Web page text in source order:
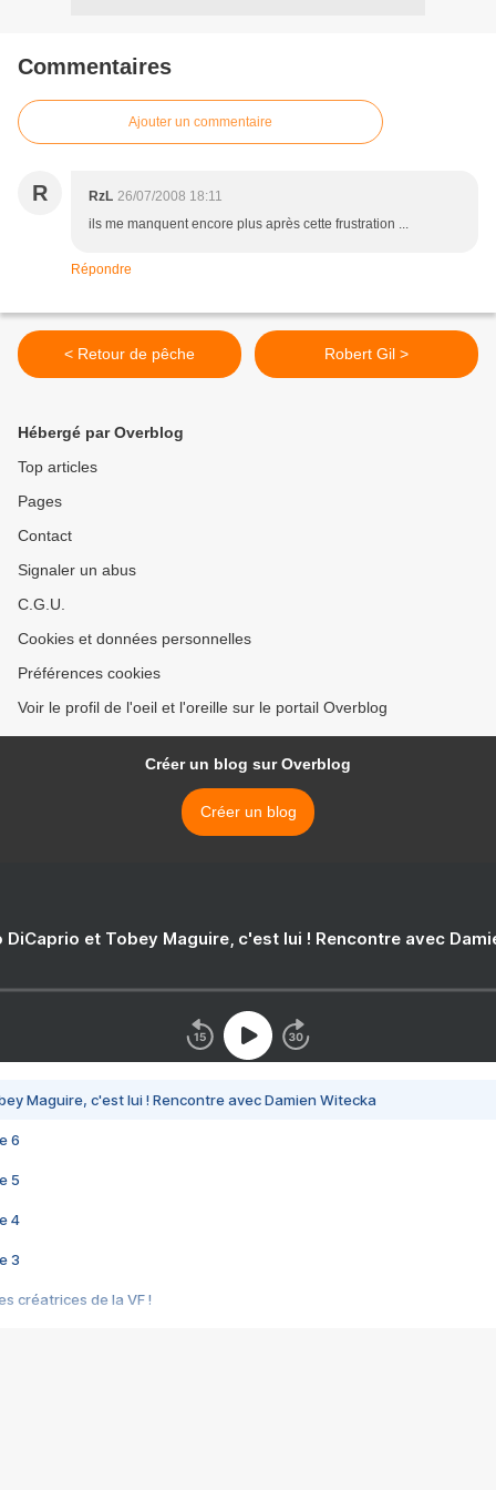
Commentaires
Ajouter un commentaire
R RzL 26/07/2008 18:11
ils me manquent encore plus après cette frustration ...
Répondre
< Retour de pêche Robert Gil >
Hébergé par Overblog
Top articles
Pages
Contact
Signaler un abus
C.G.U.
Cookies et données personnelles
Préférences cookies
Voir le profil de l'oeil et l'oreille sur le portail Overblog
Créer un blog sur Overblog
Créer un blog
DiCaprio et Tobey Maguire, c'est lui ! Rencontre avec
Maguire, c'est lui ! Rencontre avec Damien Witecka
6
5
4
3
créatrices de la VF !